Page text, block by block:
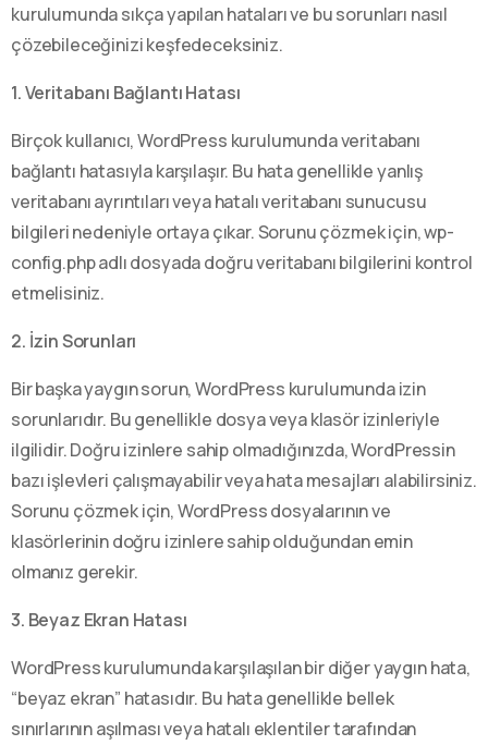
kurulumunda sıkça yapılan hataları ve bu sorunları nasıl
çözebileceğinizi keşfedeceksiniz.
1. Veritabanı Bağlantı Hatası
Birçok kullanıcı, WordPress kurulumunda veritabanı
bağlantı hatasıyla karşılaşır. Bu hata genellikle yanlış
veritabanı ayrıntıları veya hatalı veritabanı sunucusu
bilgileri nedeniyle ortaya çıkar. Sorunu çözmek için, wp-
config.php adlı dosyada doğru veritabanı bilgilerini kontrol
etmelisiniz.
2. İzin Sorunları
Bir başka yaygın sorun, WordPress kurulumunda izin
sorunlarıdır. Bu genellikle dosya veya klasör izinleriyle
ilgilidir. Doğru izinlere sahip olmadığınızda, WordPressin
bazı işlevleri çalışmayabilir veya hata mesajları alabilirsiniz.
Sorunu çözmek için, WordPress dosyalarının ve
klasörlerinin doğru izinlere sahip olduğundan emin
olmanız gerekir.
3. Beyaz Ekran Hatası
WordPress kurulumunda karşılaşılan bir diğer yaygın hata,
“beyaz ekran” hatasıdır. Bu hata genellikle bellek
sınırlarının aşılması veya hatalı eklentiler tarafından